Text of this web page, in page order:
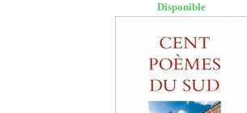
Disponible